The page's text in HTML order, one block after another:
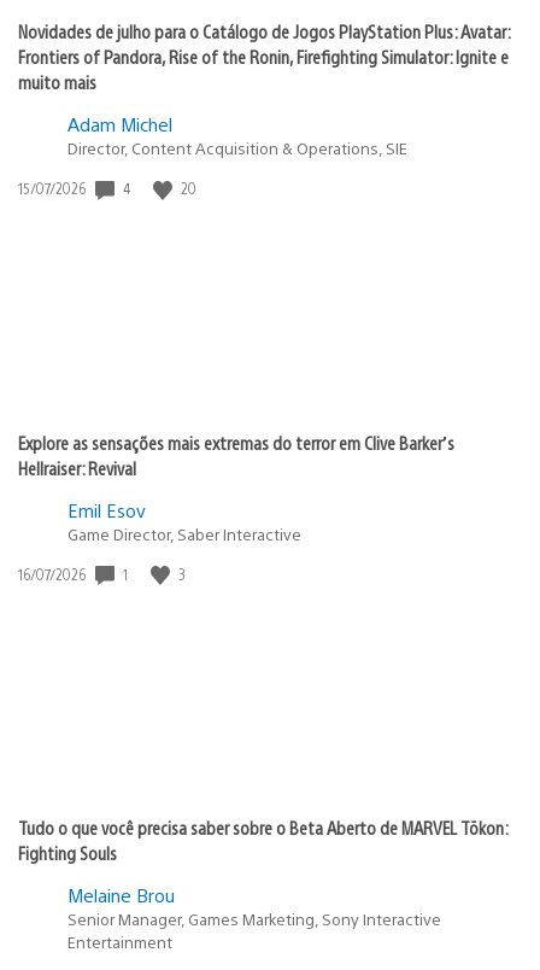
Novidades de julho para o Catálogo de Jogos PlayStation Plus: Avatar:
Frontiers of Pandora, Rise of the Ronin, Firefighting Simulator: Ignite e
muito mais
Adam Michel
Director, Content Acquisition & Operations, SIE
Data
15/07/2026 4 20
Explore as sensações mais extremas do terror em Clive Barker’s
Hellraiser: Revival
Emil Esov
Game Director, Saber Interactive
Data
16/07/2026 1 3
Tudo o que você precisa saber sobre o Beta Aberto de MARVEL Tōkon:
Fighting Souls
Melaine Brou
Senior Manager, Games Marketing, Sony Interactive
Entertainment